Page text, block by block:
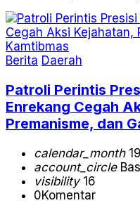
Berita Daerah
Patroli Perintis
Enrekang Cegah
Premanisme, dan
calendar_month
account_circle
visibility16
0Komentar